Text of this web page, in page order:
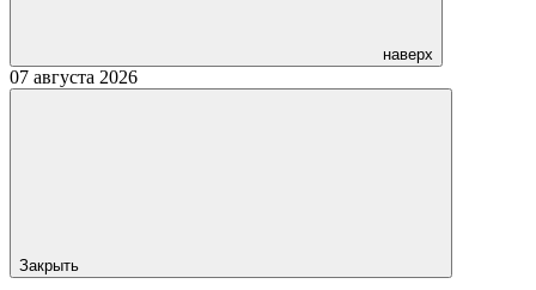
наверх
07 августа 2026
Закрыть